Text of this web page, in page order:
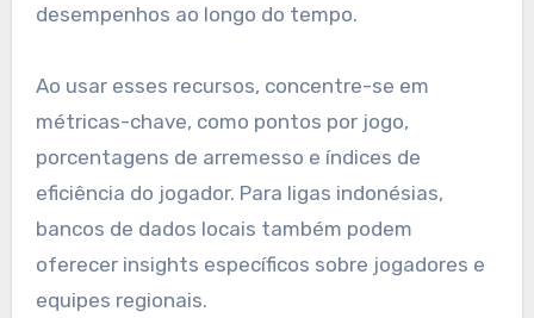
desempenhos ao longo do tempo.
Ao usar esses recursos, concentre-se em
métricas-chave, como pontos por jogo,
porcentagens de arremesso e índices de
eficiência do jogador. Para ligas indonésias,
bancos de dados locais também podem
oferecer insights específicos sobre jogadores e
equipes regionais.